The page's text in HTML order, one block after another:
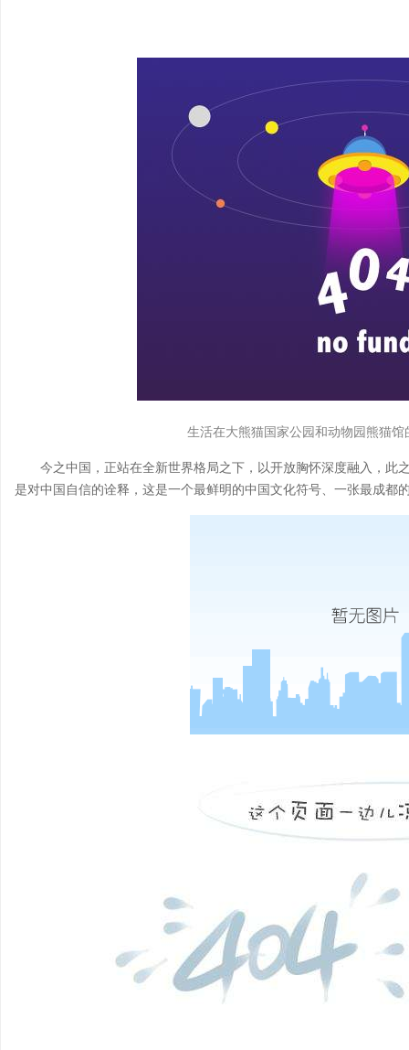
生活在大熊猫国家公园和动物园熊猫
今之中国，正站在全新世界格局之下，以开放胸怀深度融入，此
是对中国自信的诠释，这是一个最鲜明的中国文化符号、一张最成都